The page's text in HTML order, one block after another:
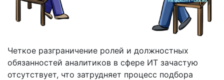
Четкое разграничение ролей и должностных
обязанностей аналитиков в сфере ИТ зачастую
отсутствует, что затрудняет процесс подбора